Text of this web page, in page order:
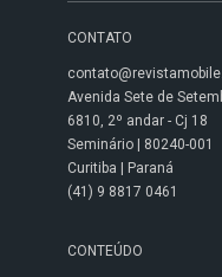
CONTATO
Avenida Sete de
6810, 2º andar - Cj 18
Seminário | 80240-001
Curitiba | Paraná
(41) 9 8817 0461
CONTEÚDO